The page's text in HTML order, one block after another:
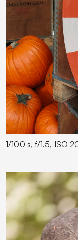
1/100 s, f/1.5, ISO